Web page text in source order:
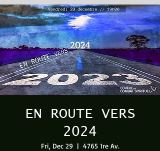
EN ROUTE VERS
2024
Fri, Dec 29
  |
4765 1re Av.